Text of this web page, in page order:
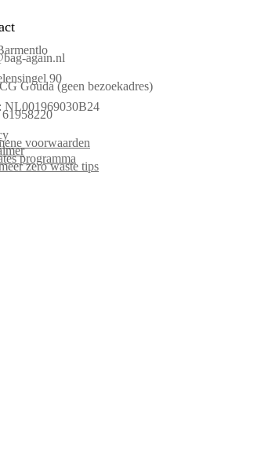
again.nl
90
Gouda (geen bezoekadres)
NL001969030B24
voorwaarden
programma
zero waste tips